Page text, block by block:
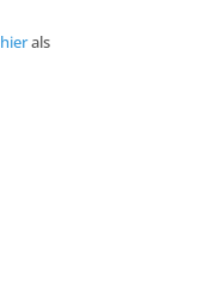
hierals